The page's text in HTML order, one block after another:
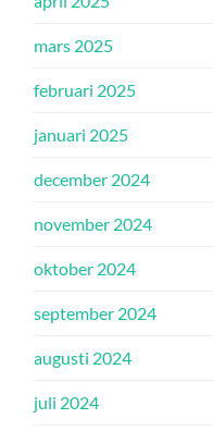
mars 2025
februari 2025
januari 2025
december 2024
november 2024
oktober 2024
september 2024
augusti 2024
juli 2024